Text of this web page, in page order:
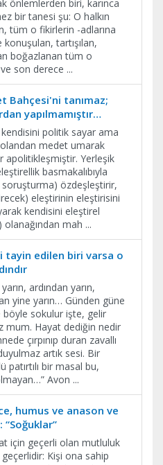
önlemlerden biri, karınca
bir tanesi şu: O halkın
tüm o fikirlerin -adlarına
tartışılan,
boğazlanan tüm o
son derece ...
Bahçesi'ni tanımaz;
yapılmamıştır…
kendisini politik sayar ama
medet umarak
apolitikleşmiştir. Yerleşik
basmakalıbıyla
özdeşleştirir,
eleştirinin eleştirisini
kendisini eleştirel
olanağından mah ...
tayin edilen biri varsa o
yarın, ardından yarın,
yine yarın… Günden güne
böyle sokulur işte, gelir
mum. Hayat dediğin nedir
çırpınıp duran zavallı
artık sesi. Bir
patırtılı bir masal bu,
Avon ...
humus ve anason ve
“Soğuklar”
için geçerli olan mutluluk
Kişi ona sahip